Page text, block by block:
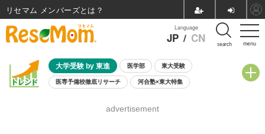
menu
Language
JP / CN search
大学受験 by 東進 医学部 東大受験
医専予備校徹底リサーチ 河合塾×東大特集
8月開催学校説明会・相談会
advertisement
リセマム メンバーズ